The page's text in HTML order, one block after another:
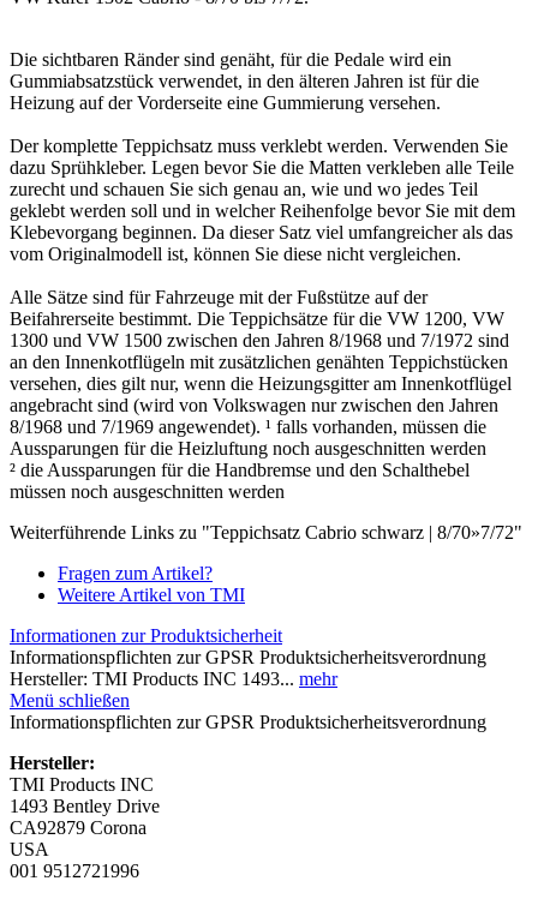
Die sichtbaren Ränder sind genäht, für die Pedale wird ein
Gummiabsatzstück verwendet, in den älteren Jahren ist für die
Heizung auf der Vorderseite eine Gummierung versehen.
Der komplette Teppichsatz muss verklebt werden. Verwenden Sie
dazu Sprühkleber. Legen bevor Sie die Matten verkleben alle Teile
zurecht und schauen Sie sich genau an, wie und wo jedes Teil
geklebt werden soll und in welcher Reihenfolge bevor Sie mit dem
Klebevorgang beginnen. Da dieser Satz viel umfangreicher als das
vom Originalmodell ist, können Sie diese nicht vergleichen.
Alle Sätze sind für Fahrzeuge mit der Fußstütze auf der
Beifahrerseite bestimmt. Die Teppichsätze für die VW 1200, VW
1300 und VW 1500 zwischen den Jahren 8/1968 und 7/1972 sind
an den Innenkotflügeln mit zusätzlichen genähten Teppichstücken
versehen, dies gilt nur, wenn die Heizungsgitter am Innenkotflügel
angebracht sind (wird von Volkswagen nur zwischen den Jahren
8/1968 und 7/1969 angewendet). ¹ falls vorhanden, müssen die
Aussparungen für die Heizluftung noch ausgeschnitten werden
² die Aussparungen für die Handbremse und den Schalthebel
müssen noch ausgeschnitten werden
Weiterführende Links zu "Teppichsatz Cabrio schwarz | 8/70»7/72"
Fragen zum Artikel?
Weitere Artikel von TMI
Informationen zur Produktsicherheit
Informationspflichten zur GPSR Produktsicherheitsverordnung
Hersteller: TMI Products INC 1493... mehr
Menü schließen
Informationspflichten zur GPSR Produktsicherheitsverordnung
Hersteller:
TMI Products INC
1493 Bentley Drive
CA92879 Corona
USA
001 9512721996